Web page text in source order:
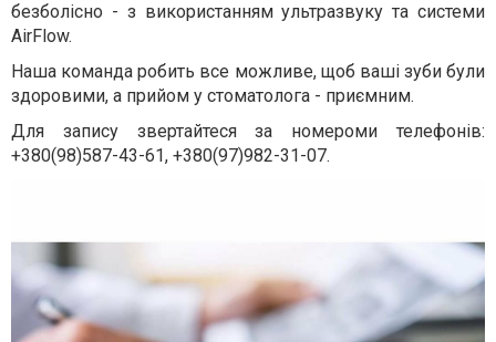
безболісно - з використанням ультразвуку та системи
AirFlow.
Наша команда робить все можливе, щоб ваші зуби були
здоровими, а прийом у стоматолога - приємним.
Для запису звертайтеся за номероми телефонів:
+380(98)587-43-61, +380(97)982-31-07.